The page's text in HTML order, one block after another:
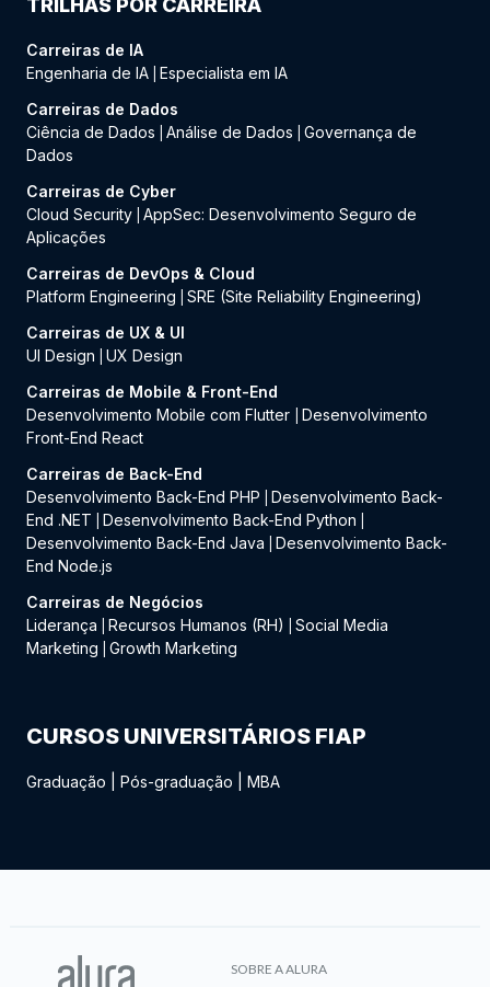
TRILHAS POR CARREIRA
Carreiras de IA
Engenharia de IA Especialista em IA
Carreiras de Dados
Ciência de Dados
Análise de Dados
Governança de
Dados
Carreiras de Cyber
Cloud Security AppSec: Desenvolvimento Seguro de
Aplicações
Carreiras de DevOps & Cloud
Platform Engineering
SRE (Site Reliability Engineering)
Carreiras de UX & UI
UI Design
UX Design
Carreiras de Mobile & Front-End
Desenvolvimento Mobile com Flutter
Desenvolvimento
Front-End React
Carreiras de Back-End
Desenvolvimento Back-End PHP
Desenvolvimento Back-
End .NET
Desenvolvimento Back-End Python
Desenvolvimento Back-End Java
Desenvolvimento Back-
End Node.js
Carreiras de Negócios
Liderança
Recursos Humanos (RH)
Social Media
Marketing
Growth Marketing
CURSOS UNIVERSITÁRIOS FIAP
Graduação Pós-graduação MBA
SOBRE A ALURA